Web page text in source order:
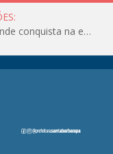
Santa Bárbara do Pará celebra uma grande conquista na educação!